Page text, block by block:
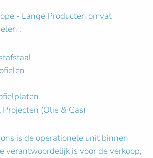
- Lange Producten omvat
:
(Olie & Gas)
is de operationele unit binnen
verantwoordelijk is voor de verkoop,